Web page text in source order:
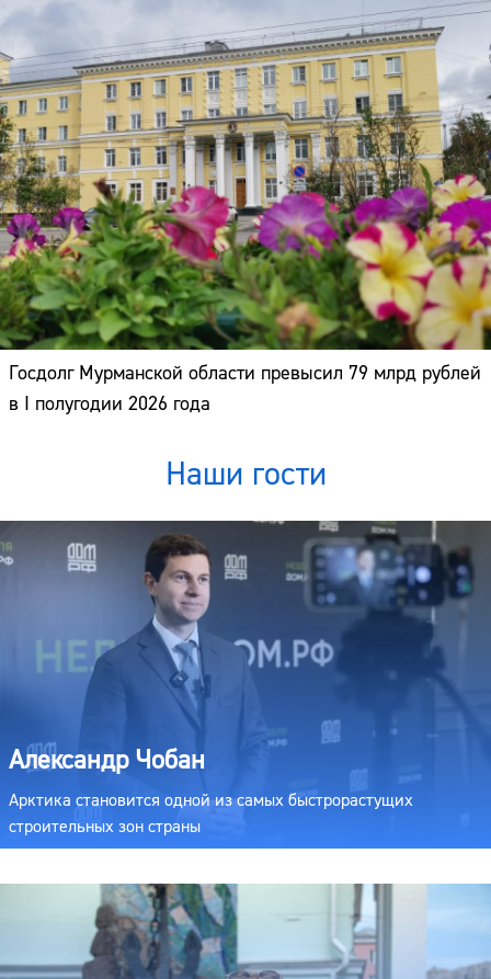
Госдолг Мурманской области превысил 79 млрд рублей
в I полугодии 2026 года
Наши гости
Александр Чобан
Арктика становится одной из самых быстрорастущих
строительных зон страны